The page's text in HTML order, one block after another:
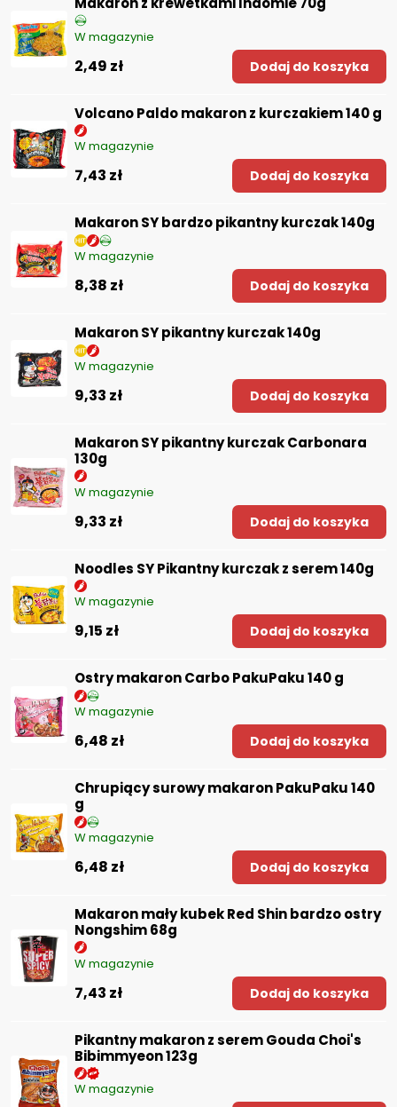
W magazynie
2,49 zł Dodaj do koszyka
Volcano Paldo makaron z kurczakiem 140 g
W magazynie
7,43 zł Dodaj do koszyka
Makaron SY bardzo pikantny kurczak 140g
W magazynie
8,38 zł Dodaj do koszyka
Makaron SY pikantny kurczak 140g
W magazynie
9,33 zł Dodaj do koszyka
Makaron SY pikantny kurczak Carbonara
130g
W magazynie
9,33 zł Dodaj do koszyka
Noodles SY Pikantny kurczak z serem 140g
W magazynie
9,15 zł Dodaj do koszyka
Ostry makaron Carbo PakuPaku 140 g
W magazynie
6,48 zł Dodaj do koszyka
Chrupiący surowy makaron PakuPaku 140
g
W magazynie
6,48 zł Dodaj do koszyka
Makaron mały kubek Red Shin bardzo ostry
Nongshim 68g
W magazynie
7,43 zł Dodaj do koszyka
Pikantny makaron z serem Gouda Choi's
Bibimmyeon 123g
W magazynie